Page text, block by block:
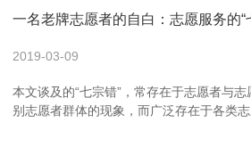
一名老牌志愿者的自白：志愿服务的“
2019-03-09
本文谈及的“七宗错”，常存在于志愿者与
别志愿者群体的现象，而广泛存在于各类志